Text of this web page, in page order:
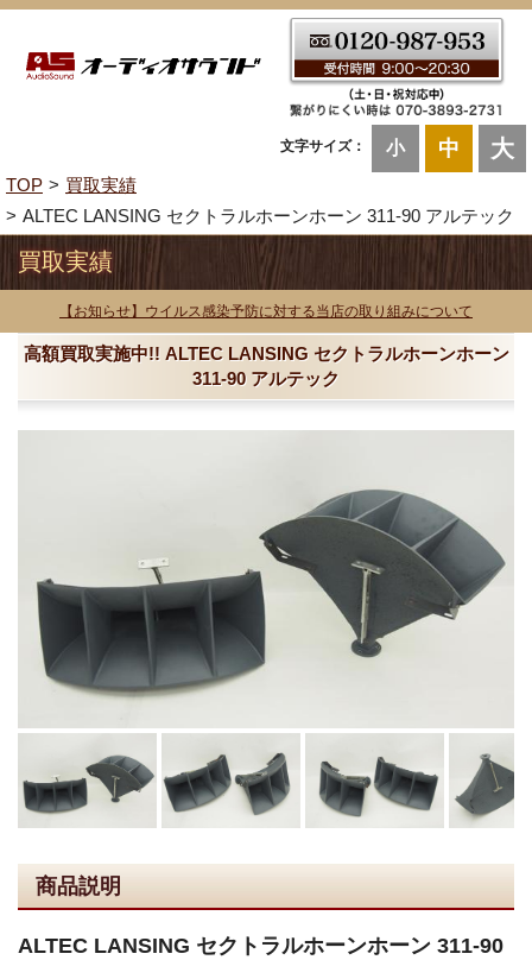
文字サイズ： 小 中 大
TOP
買取実績
ALTEC LANSING セクトラルホーンホーン 311-90 アルテック
買取実績
【お知らせ】ウイルス感染予防に対する当店の取り組みについて
高額買取実施中!! ALTEC LANSING セクトラルホーンホーン
311-90 アルテック
商品説明
ALTEC LANSING セクトラルホーンホーン 311-90